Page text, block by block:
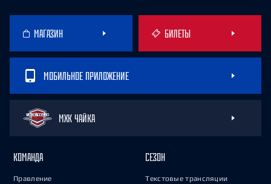
МАГАЗИН БИЛЕТЫ
МОБИЛЬНОЕ ПРИЛОЖЕНИЕ
МХК ЧАЙКА
КОМАНДА
Правление
СЕЗОН
Текстовые трансляции